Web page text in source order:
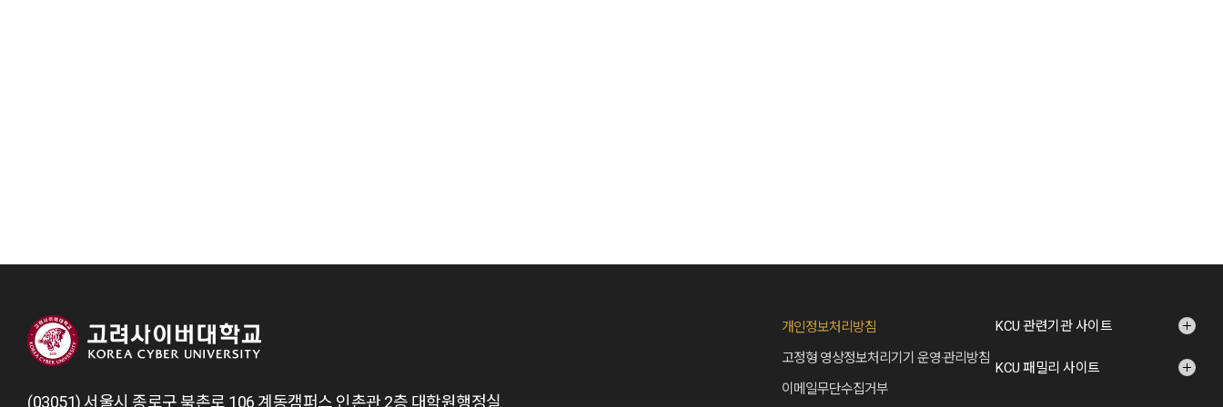
(03051) 서울시 종로구 북촌로 106 계동캠퍼스 인촌관 2층 대학원행정실
개인정보처리방침
고정형 영상정보처리기기 운영·관리방침
이메일무단수집거부
KCU 관련기관 사이트
KCU 패밀리 사이트